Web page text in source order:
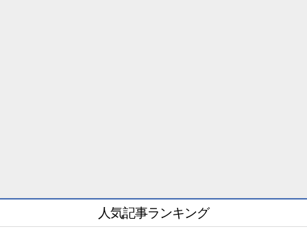
人気記事ランキング